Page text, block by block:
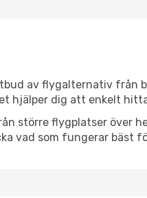
av flygalternativ från
hjälper dig att enkelt
större flygplatser över
vad som fungerar bäst